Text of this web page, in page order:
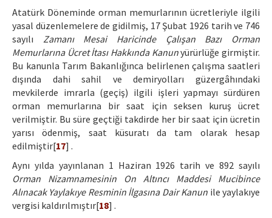
Atatürk Döneminde orman memurlarının ücretleriyle ilgili
yasal düzenlemelere de gidilmiş, 17 Şubat 1926 tarih ve 746
sayılı Zamanı Mesai Haricinde Çalışan Bazı Orman
Memurlarına Ücret İtası Hakkında Kanunyürürlüğe girmiştir.
Bu kanunla Tarım Bakanlığınca belirlenen çalışma saatleri
dışında dahi sahil ve demiryolları güzergâhındaki
mevkilerde imrarla (geçiş) ilgili işleri yapmayı sürdüren
orman memurlarına bir saat için seksen kuruş ücret
verilmiştir. Bu süre geçtiği takdirde her bir saat için ücretin
yarısı ödenmiş, saat küsuratı da tam olarak hesap
edilmiştir[17] .
Aynı yılda yayınlanan 1 Haziran 1926 tarih ve 892 sayılı
Orman Nizamnamesinin On Altıncı Maddesi Mucibince
Alınacak Yaylakıye Resminin İlgasına Dair Kanun ile yaylakıye
vergisi kaldırılmıştır[18] .